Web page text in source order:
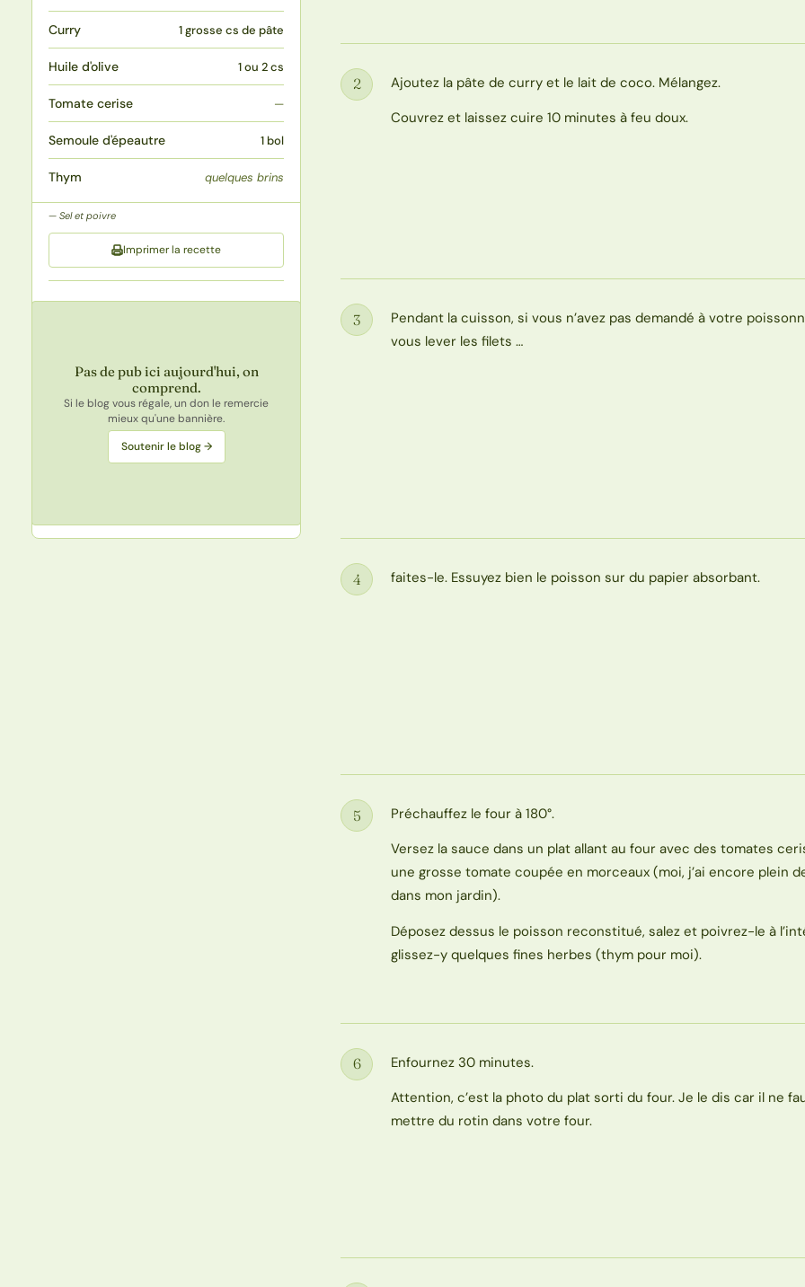
Curry 1 grosse cs de pâte
Huile d'olive 1 ou 2 cs
Tomate cerise —
Semoule d'épeautre 1 bol
Thym quelques brins
Sel et poivre
Imprimer la recette
Pas de pub ici aujourd'hui, on
comprend.
Si le blog vous régale, un don le remercie
mieux qu'une bannière.
Soutenir le blog →
Étape
2
Ajoutez la pâte de curry et le lait de coco. Mélangez.
Couvrez et laissez cuire 10 minutes à feu doux.
Étape
3
Pendant la cuisson, si vous n’avez pas demandé à votre
vous lever les filets …
Étape
4 faites-le. Essuyez bien le poisson sur du papier absorbant.
Étape
5
Préchauffez le four à 180°.
Versez la sauce dans un plat allant au four avec des tomates
une grosse tomate coupée en morceaux (moi, j’ai encore plein
dans mon jardin).
Déposez dessus le poisson reconstitué, salez et poivrez-le à
glissez-y quelques fines herbes (thym pour moi).
Étape
6
Enfournez 30 minutes.
Attention, c’est la photo du plat sorti du four. Je le dis car il ne
mettre du rotin dans votre four.